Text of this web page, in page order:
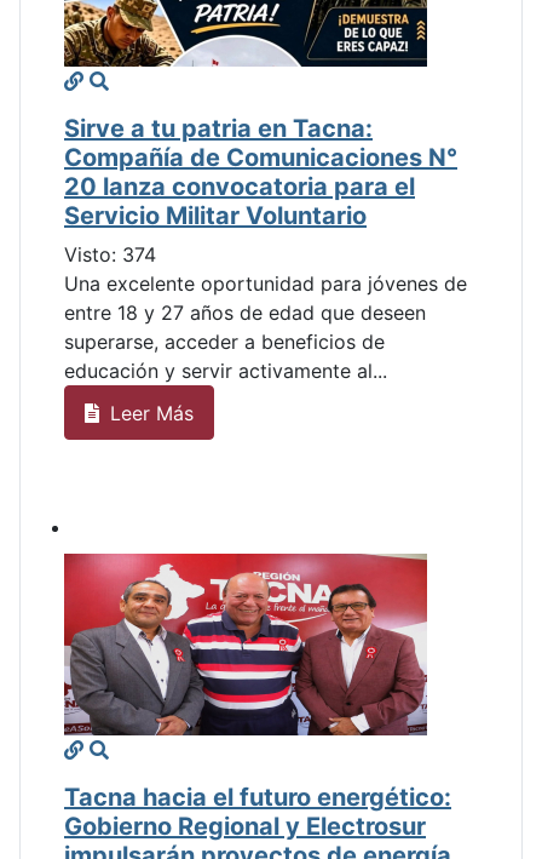
Sirve a tu patria en Tacna:
Compañía de Comunicaciones N°
20 lanza convocatoria para el
Servicio Militar Voluntario
Visto: 374
Una excelente oportunidad para jóvenes de
entre 18 y 27 años de edad que deseen
superarse, acceder a beneficios de
educación y servir activamente al...
Leer Más
Tacna hacia el futuro energético:
Gobierno Regional y Electrosur